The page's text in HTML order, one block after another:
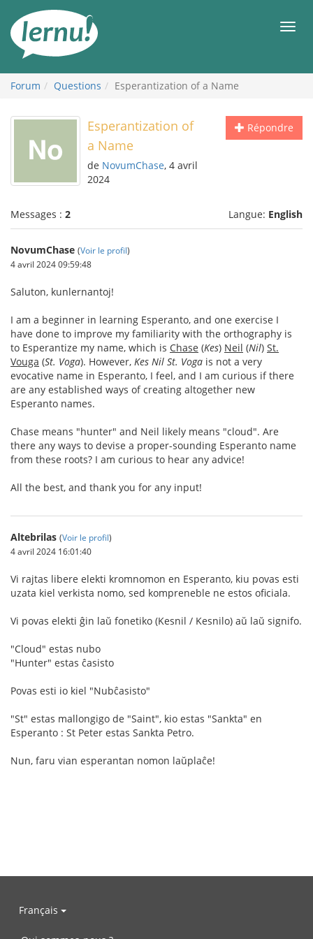
contenu
Forum Questions Esperantization of a Name
Répondre
Esperantization of
a Name
de NovumChase, 4 avril
2024
Messages : 2 Langue: English
NovumChase (Voir le profil)
4 avril 2024 09:59:48
Saluton, kunlernantoj!
I am a beginner in learning Esperanto, and one exercise I
have done to improve my familiarity with the orthography is
to Esperantize my name, which is Chase (Kes) Neil (Nil) St.
Vouga (St. Voga). However, Kes Nil St. Voga is not a very
evocative name in Esperanto, I feel, and I am curious if there
are any established ways of creating altogether new
Esperanto names.
Chase means "hunter" and Neil likely means "cloud". Are
there any ways to devise a proper-sounding Esperanto name
from these roots? I am curious to hear any advice!
All the best, and thank you for any input!
Altebrilas (Voir le profil)
4 avril 2024 16:01:40
Vi rajtas libere elekti kromnomon en Esperanto, kiu povas esti
uzata kiel verkista nomo, sed kompreneble ne estos oficiala.
Vi povas elekti ĝin laŭ fonetiko (Kesnil / Kesnilo) aŭ laŭ signifo.
"Cloud" estas nubo
"Hunter" estas ĉasisto
Povas esti io kiel "Nubĉasisto"
"St" estas mallongigo de "Saint", kio estas "Sankta" en
Esperanto : St Peter estas Sankta Petro.
Nun, faru vian esperantan nomon laŭplaĉe!
Français